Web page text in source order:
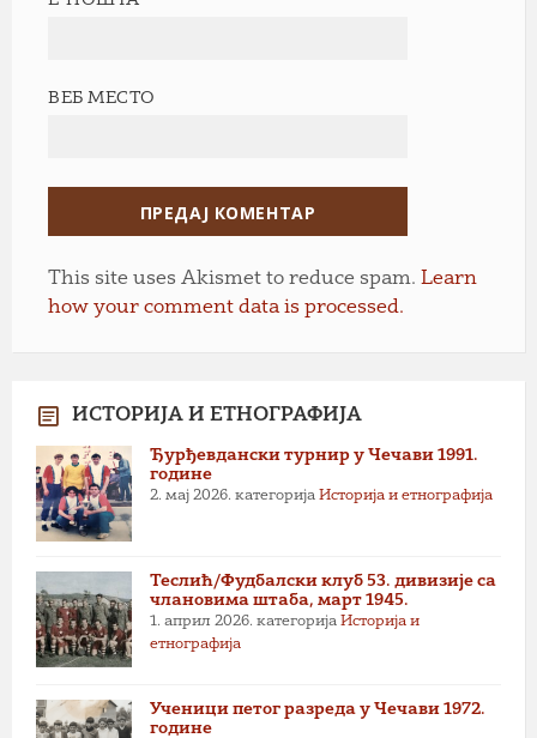
ВЕБ МЕСТО
This site uses Akismet to reduce spam. Learn
how your comment data is processed.
ИСТОРИЈА И ЕТНОГРАФИЈА
Ђурђевдански турнир у Чечави 1991.
године
2. мај 2026. категорија Историја и етнографија
Теслић/Фудбалски клуб 53. дивизије са
члановима штаба, март 1945.
1. април 2026. категорија Историја и
етнографија
Ученици петог разреда у Чечави 1972.
године